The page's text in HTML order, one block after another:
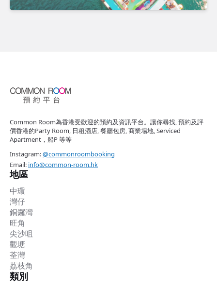
Common Room為香港受歡迎的預約及資訊平台。讓你尋找, 預約及評
價香港的Party Room, 日租酒店, 餐廳包房, 商業場地, Serviced
Apartment，船P 等等
Instagram:@commonroombooking
Email: info@common-room.hk
地區
中環
灣仔
銅鑼灣
旺角
尖沙咀
觀塘
荃灣
荔枝角
類別